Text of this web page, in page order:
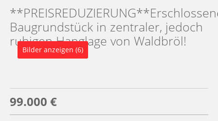
Baugrundstück in zentraler, jedoch
ruhigen Hanglage von Waldbröl!
Bilder anzeigen (6)
99.000 €